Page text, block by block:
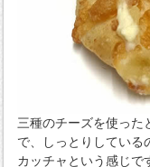
三種のチーズを使った
で、しっとりしている
カッチャという感じで